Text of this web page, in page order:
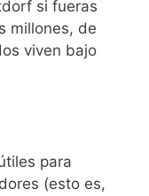
si fueras
millones, de
viven bajo
para
(esto es,